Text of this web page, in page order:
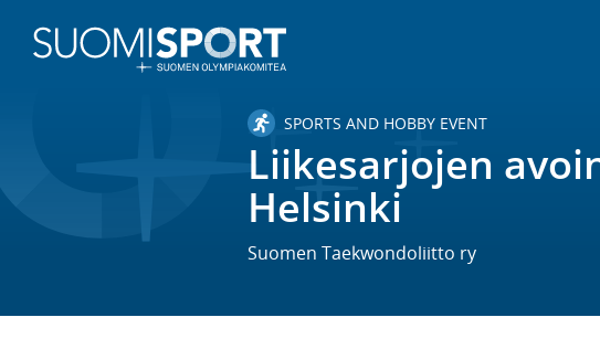
SPORTS AND HOBBY EVENT
Liikesarjojen
Helsinki
Suomen Taekwondoliitto ry